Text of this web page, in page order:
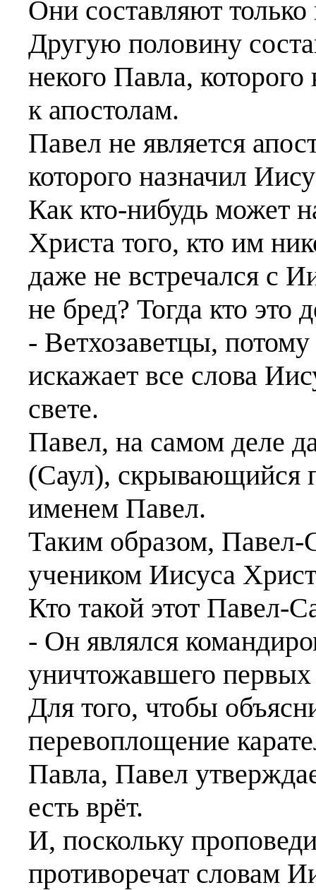
Они составляют
Другую половину
некого Павла,
к апостолам.
Павел не является
которого назначил
Как кто-нибудь может
Христа того, кто им
даже не встречался с
не бред? Тогда кто это
- Ветхозаветцы,
искажает все слова
свете.
Павел, на самом деле
(Саул), скрывающийся
именем Павел.
Таким образом, Павел-
учеником Иисуса
Кто такой этот Павел-
- Он являлся
уничтожавшего первых
Для того, чтобы
перевоплощение
Павла, Павел
есть врёт.
И, поскольку
противоречат словам